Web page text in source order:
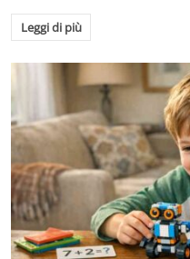
Leggi di più